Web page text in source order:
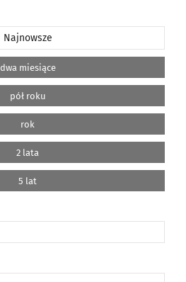
Najnowsze
dwa miesiące
pół roku
rok
2 lata
5 lat